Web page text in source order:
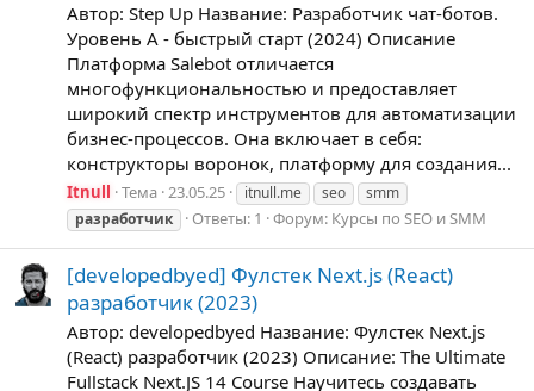
Автор: Step Up Название: Разработчик чат-ботов.
Уровень А - быстрый старт (2024) Описание
Платформа Salebot отличается
многофункциональностью и предоставляет
широкий спектр инструментов для автоматизации
бизнес-процессов. Она включает в себя:
конструкторы воронок, платформу для создания...
Itnull Тема 23.05.25 itnull.me seo
smm
разработчик
Ответы: 1 Форум: Курсы по SEO и SMM
[developedbyed] Фулстек Next.js (React)
разработчик (2023)
Автор: developedbyed Название: Фулстек Next.js
(React) разработчик (2023) Описание: The Ultimate
Fullstack Next.JS 14 Course Научитесь создавать